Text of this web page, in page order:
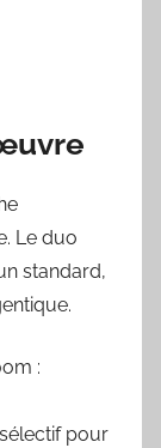
Le duo
standard,
:
pour